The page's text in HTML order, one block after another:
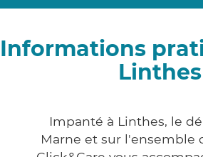
Informations
Linthes
Impanté à Linthes, le
Marne et sur l'ensemble